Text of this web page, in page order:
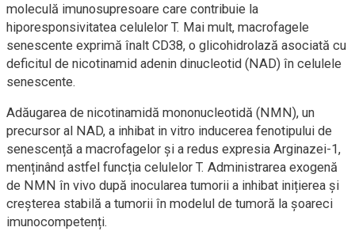
moleculă imunosupresoare care contribuie la
hiporesponsivitatea celulelor T. Mai mult, macrofagele
senescente exprimă înalt CD38, o glicohidrolază asociată cu
deficitul de nicotinamid adenin dinucleotid (NAD) în celulele
senescente.
Adăugarea de nicotinamidă mononucleotidă (NMN), un
precursor al NAD, a inhibat in vitro inducerea fenotipului de
senescență a macrofagelor și a redus expresia Arginazei-1,
menținând astfel funcția celulelor T. Administrarea exogenă
de NMN în vivo după inocularea tumorii a inhibat inițierea și
creșterea stabilă a tumorii în modelul de tumoră la șoareci
imunocompetenți.